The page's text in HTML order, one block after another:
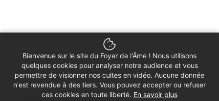
Bienvenue sur le site du Foyer de l'Âme ! Nous utilisons
quelques cookies pour analyser notre audience et vous
permettre de visionner nos cultes en vidéo. Aucune donnée
n'est revendue à des tiers. Vous pouvez accepter ou refuser
ces cookies en toute liberté. En savoir plus